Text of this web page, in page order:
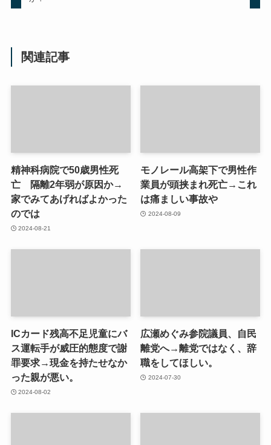
関連記事
精神科病院で50歳男性死
亡 隔離2年弱が原因か→
家でみてあげればよかった
のでは
2024-08-21
モノレール高架下で男性作
業員が頭挟まれ死亡→これ
は痛ましい事故や
2024-08-09
ICカード残高不足児童にバ
ス運転手が威圧的態度で謝
罪要求→現金を持たせなか
った親が悪い。
2024-08-02
広瀬めぐみ参院議員、自民
離党へ→離党ではなく、辞
職をしてほしい。
2024-07-30